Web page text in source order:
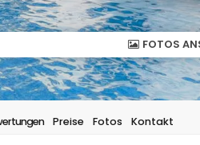
FOTOS
Preise Fotos Kontakt